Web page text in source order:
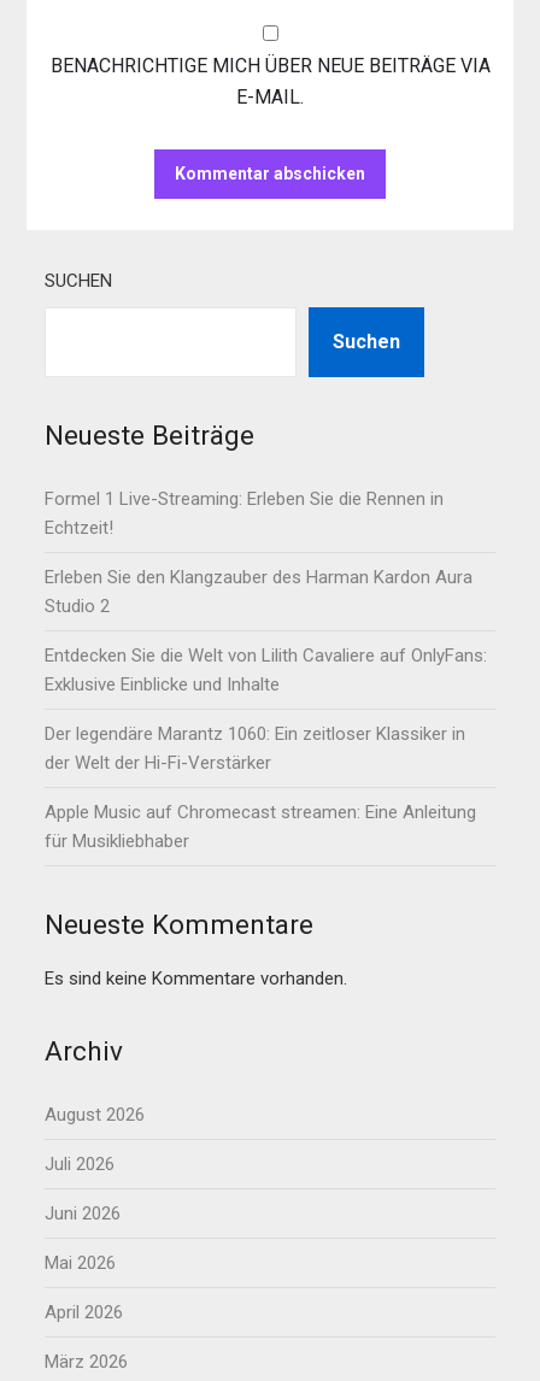
BENACHRICHTIGE MICH ÜBER NEUE BEITRÄGE VIA
E-MAIL.
SUCHEN
Suchen
Neueste Beiträge
Formel 1 Live-Streaming: Erleben Sie die Rennen in
Echtzeit!
Erleben Sie den Klangzauber des Harman Kardon Aura
Studio 2
Entdecken Sie die Welt von Lilith Cavaliere auf OnlyFans:
Exklusive Einblicke und Inhalte
Der legendäre Marantz 1060: Ein zeitloser Klassiker in
der Welt der Hi-Fi-Verstärker
Apple Music auf Chromecast streamen: Eine Anleitung
für Musikliebhaber
Neueste Kommentare
Es sind keine Kommentare vorhanden.
Archiv
August 2026
Juli 2026
Juni 2026
Mai 2026
April 2026
März 2026